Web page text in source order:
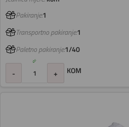
Pakiranje:1
Transportno pakiranje:1
Paletno pakiranje:1/40
- + KOM